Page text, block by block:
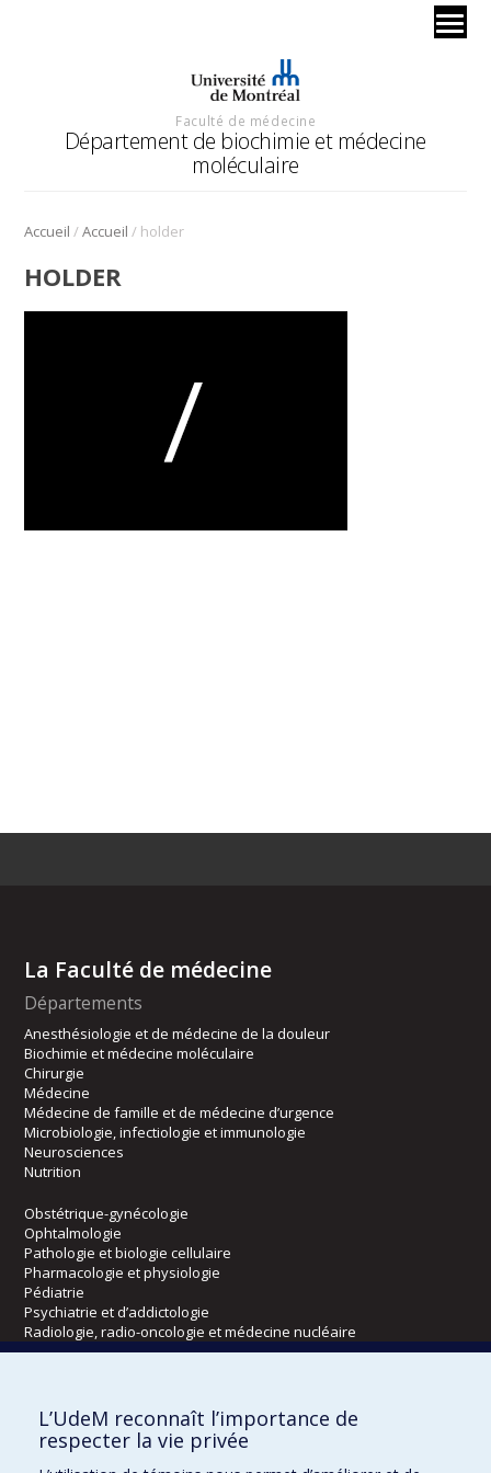
Faculté de médecine
Département de biochimie et médecine
moléculaire
Accueil /Accueil / holder
HOLDER
La Faculté de médecine
Départements
Anesthésiologie et de médecine de la douleur
Biochimie et médecine moléculaire
Chirurgie
Médecine
Médecine de famille et de médecine d’urgence
Microbiologie, infectiologie et immunologie
Neurosciences
Nutrition
Obstétrique-gynécologie
Ophtalmologie
Pathologie et biologie cellulaire
Pharmacologie et physiologie
Pédiatrie
Psychiatrie et d’addictologie
Radiologie, radio-oncologie et médecine nucléaire
Écoles
Kinésiologie et des sciences de l’activité physique
Orthophonie et audiologie
L’UdeM reconnaît l’importance de
respecter la vie privée